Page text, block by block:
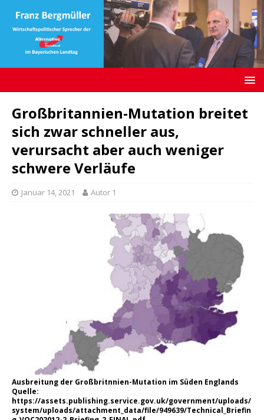
Großbritannien-Mutation breitet
sich zwar schneller aus,
verursacht aber auch weniger
schwere Verläufe
Januar 14, 2021 Autor 1
Ausbreitung der Großbritnnien-Mutation im Süden Englands
Quelle:
https://assets.publishing.service.gov.uk/government/uploads/
system/uploads/attachment_data/file/949639/Technical_Briefin